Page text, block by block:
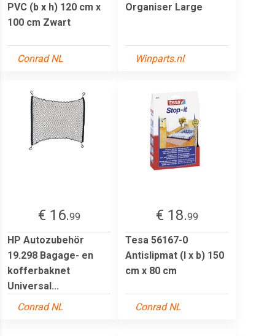
PVC (b x h) 120 cm x
100 cm Zwart
Conrad NL
Organiser Large
Winparts.nl
€ 16.99
HP Autozubehör
19.298 Bagage- en
kofferbaknet
Universal...
Conrad NL
€ 18.99
Tesa 56167-0
Antislipmat (l x b) 150
cm x 80 cm
Conrad NL